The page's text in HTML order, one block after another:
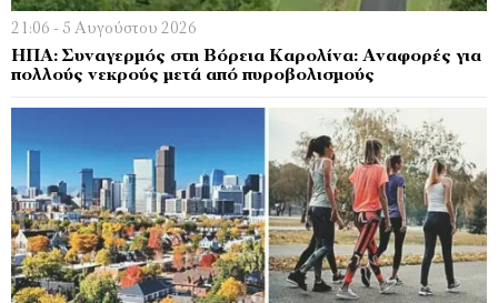
21:06 - 5 Αυγούστου 2026
ΗΠΑ: Συναγερμός στη Βόρεια Καρολίνα: Αναφορές για
πολλούς νεκρούς μετά από πυροβολισμούς